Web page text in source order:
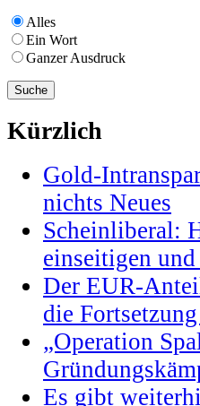
Alles
Ein Wort
Ganzer Ausdruck
Kürzlich
Gold-
nichts Neues
Scheinliberal:
einseitigen
Der EUR-
die
„Operation
Es gibt